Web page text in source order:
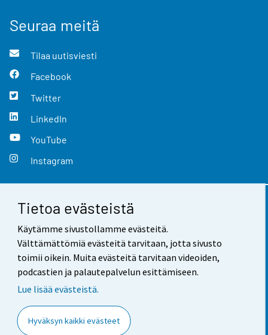
Tietoa evästeistä
Käytämme sivustollamme evästeitä.
Välttämättömiä evästeitä tarvitaan, jotta sivusto
toimii oikein. Muita evästeitä tarvitaan videoiden,
podcastien ja palautepalvelun esittämiseen.
Lue lisää evästeistä.
Hyväksyn kaikki evästeet
Seuraa meitä
Tilaa uutisviesti
Facebook
Twitter
LinkedIn
YouTube
Instagram
Yhteystiedot
Palaute
Käyttöehdot
Saavutettavuus
Tietoa sivustosta